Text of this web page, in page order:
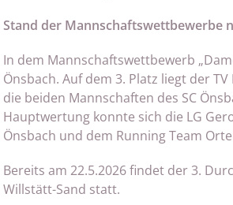
Stand der Mannschaftswettbewerbe
In dem Mannschaftswettbewerb
Önsbach. Auf dem 3. Platz liegt der
die beiden Mannschaften des SC
Hauptwertung konnte sich die LG
Önsbach und dem Running Team
Bereits am 22.5.2026 findet der 3.
Willstätt-Sand statt.